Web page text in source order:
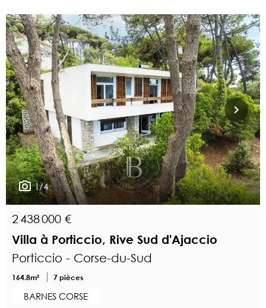
1/4
2 438 000 €
Villa à Porticcio, Rive Sud d'Ajaccio
Porticcio - Corse-du-Sud
164.8m² 7 pièces
BARNES CORSE